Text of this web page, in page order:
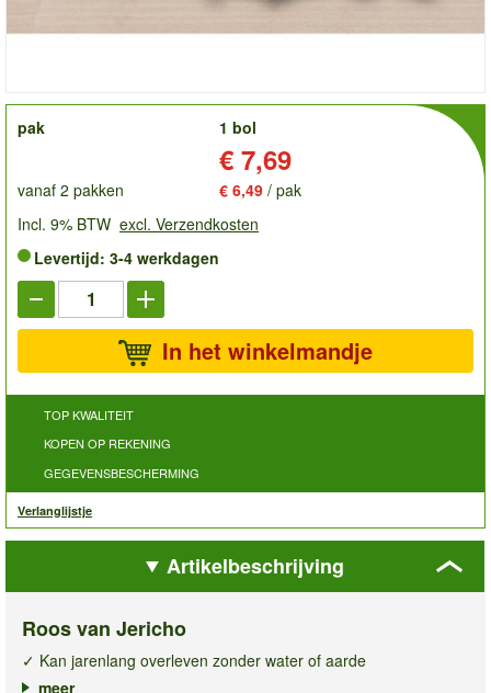
order
pak
1 bol
€ 7,69
vanaf 2 pakken € 6,49 / pak
Incl. 9% BTW excl. Verzendkosten
Levertijd: 3-4 werkdagen
In het winkelmandje
TOP KWALITEIT
KOPEN OP REKENING
GEGEVENSBESCHERMING
Verlanglijstje
Artikelbeschrijving
Roos van Jericho
✓ Kan jarenlang overleven zonder water of aarde
✓ Spreidt zich uit & wordt groen zodra hij vochtig wordt
meer